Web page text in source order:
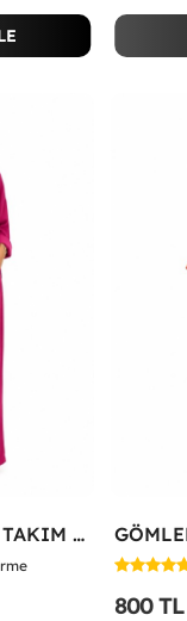
GÖMLEKLİ İKİLİ TAKIM Fuşya
800 TL